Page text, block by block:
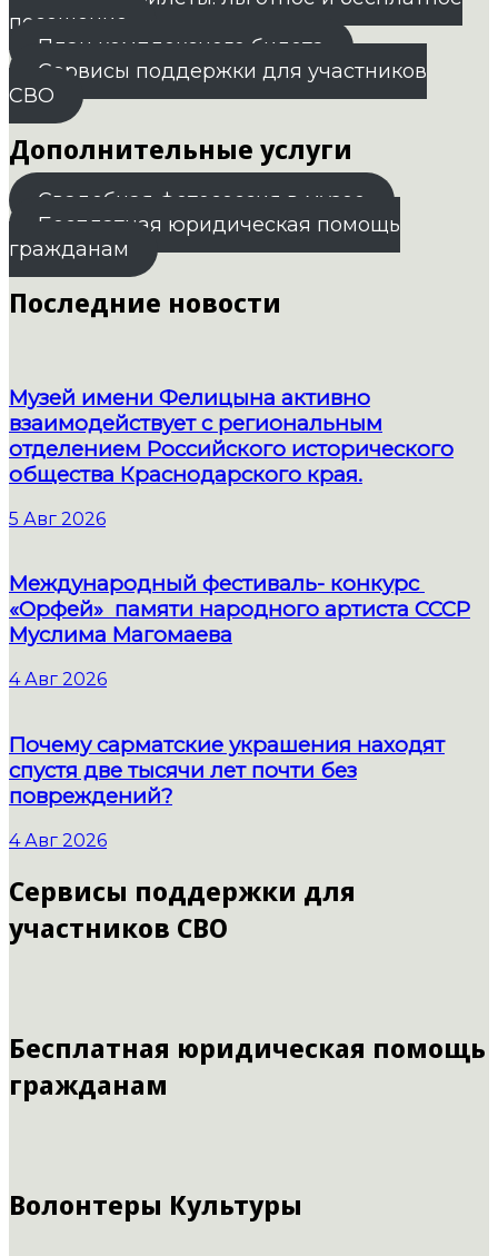
посещение
План комплексного билета
Сервисы поддержки для участников
СВО
Дополнительные услуги
Свадебная фотосессия в музее
Бесплатная юридическая помощь
гражданам
Последние новости
Музей имени Фелицына активно
взаимодействует с региональным
отделением Российского исторического
общества Краснодарского края.
5 Авг 2026
Международный фестиваль- конкурс
«Орфей» памяти народного артиста СССР
Муслима Магомаева
4 Авг 2026
Почему сарматские украшения находят
спустя две тысячи лет почти без
повреждений?
4 Авг 2026
Сервисы поддержки для
участников СВО
Бесплатная юридическая помощь
гражданам
Волонтеры Культуры